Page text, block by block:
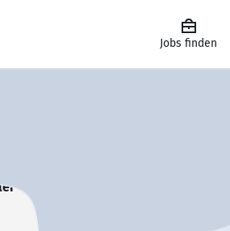
Jobs finden